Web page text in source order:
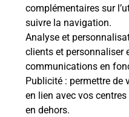
complémentaires sur
suivre la navigation.
Analyse et
clients et personnaliser
communications en
Publicité : permettre de
en lien avec vos
en dehors.
Comment La
à votre sécurité
Puis-je passer
avec La Poste et
conditions ?